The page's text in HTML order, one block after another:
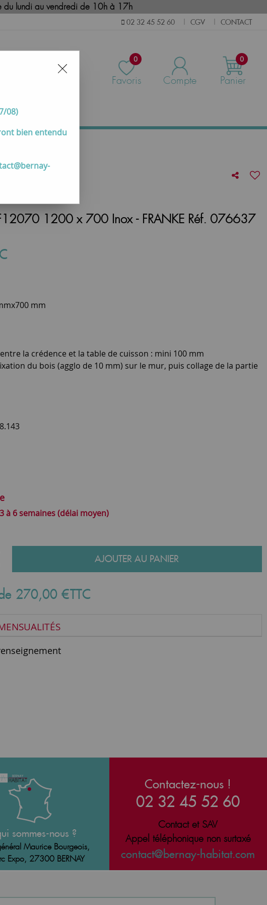
du lundi au vendredi de 10h à 17h
02 32 45 52 60 CGV CONTACT
0
Favoris Compte
0
Panier
nous
1200 x 700 Inox - FRANKE Réf. 076637
mm
la crédence et la table de cuisson : mini 100 mm
du bois (agglo de 10 mm) sur le mur, puis collage de la partie
3 à 6 semaines (délai moyen)
AJOUTER AU PANIER
270,00 €TTC
sommes-nous ?
Maurice Bourgeois,
Expo, 27300 BERNAY
Contactez-nous !
02 32 45 52 60
Contact et SAV
Appel téléphonique non surtaxé
contact@bernay-habitat.com
08)
bien entendu